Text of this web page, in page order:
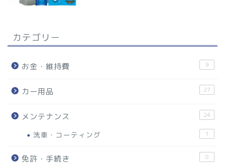
カテゴリー
お金・維持費 9
カー用品 27
メンテナンス 24
洗車・コーティング 1
免許・手続き 8